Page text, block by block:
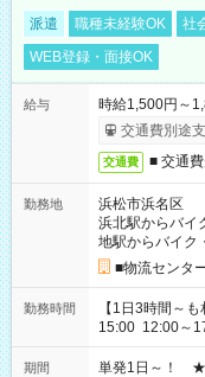
派遣 職種未経験OK 社
WEB登録・面接OK
給与
時給1,500円～
交通費別途
交通費 ■ 交通
勤務地
浜松市浜名区
浜北駅からバイ
地駅からバイク
■物流センタ
勤務時間
【1日3時間～も相談OK!】 ＜シフト
15:00 12:00～17:00
お気軽にご相談
期間
単発1日～！ ★